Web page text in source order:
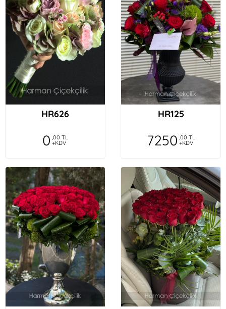
HR626
0 ,00 TL
+KDV
HR125
7250 ,00 TL
+KDV